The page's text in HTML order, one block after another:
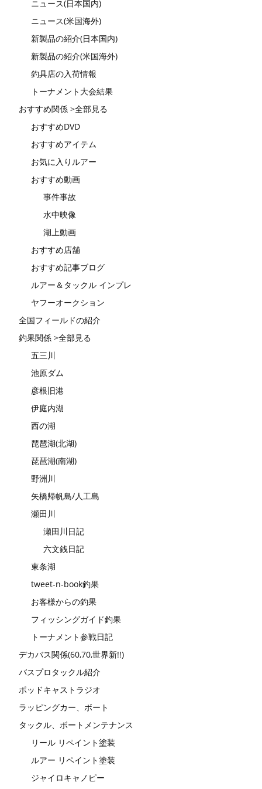
ニュース(日本国内)
ニュース(米国海外)
新製品の紹介(日本国内)
新製品の紹介(米国海外)
釣具店の入荷情報
トーナメント大会結果
おすすめ関係 >全部見る
おすすめDVD
おすすめアイテム
お気に入りルアー
おすすめ動画
事件事故
水中映像
湖上動画
おすすめ店舗
おすすめ記事ブログ
ルアー＆タックル インプレ
ヤフーオークション
全国フィールドの紹介
釣果関係 >全部見る
五三川
池原ダム
彦根旧港
伊庭内湖
西の湖
琵琶湖(北湖)
琵琶湖(南湖)
野洲川
矢橋帰帆島/人工島
瀬田川
瀬田川日記
六文銭日記
東条湖
tweet-n-book釣果
お客様からの釣果
フィッシングガイド釣果
トーナメント参戦日記
デカバス関係(60,70,世界新!!)
バスプロタックル紹介
ポッドキャストラジオ
ラッピングカー、ボート
タックル、ボートメンテナンス
リール リペイント塗装
ルアー リペイント塗装
ジャイロキャノピー